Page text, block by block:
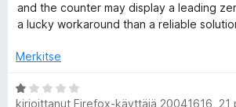
and the counter may display a leading
a lucky workaround than a reliable
Merkitse
A
kirjoittanut Firefox-käyttäjä 20041616 21